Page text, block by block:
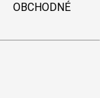
OBCHODNÉ